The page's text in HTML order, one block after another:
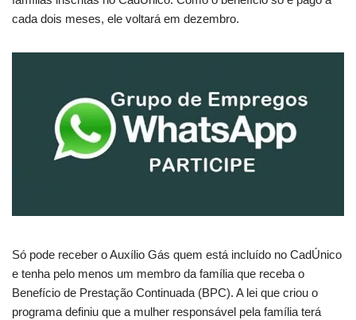
cada dois meses, ele voltará em dezembro.
Só pode receber o Auxílio Gás quem está incluído no CadÚnico
e tenha pelo menos um membro da família que receba o
Benefício de Prestação Continuada (BPC). A lei que criou o
programa definiu que a mulher responsável pela família terá